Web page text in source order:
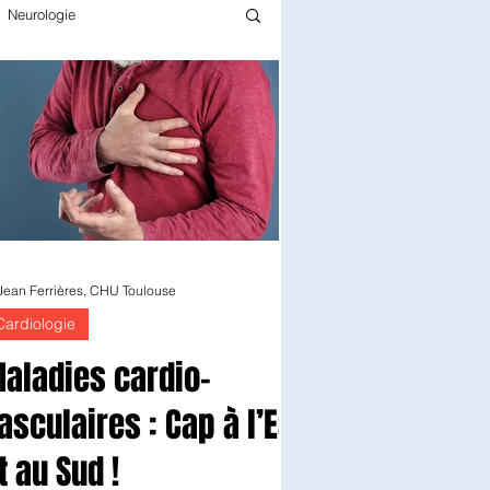
Neurologie
Infectiologie Gériatrie
Pédiatrie
cardio-
: Cap à l’Est
au Sud !
Ferrières, CHU Toulouse